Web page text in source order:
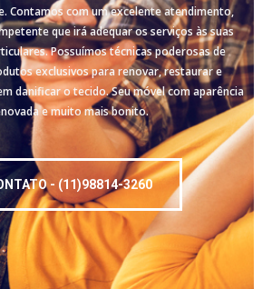
Contamos com um excelente atendimento,
que irá adequar os serviços às suas
Possuímos técnicas poderosas de
exclusivos para renovar, restaurar e
danificar o tecido. Seu móvel com aparência
e muito mais bonito.
- (11)98814-3260